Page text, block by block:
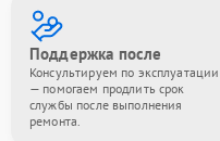
Поддержка после
Консультируем по эксплуатации
— помогаем продлить срок
службы после выполнения
ремонта.